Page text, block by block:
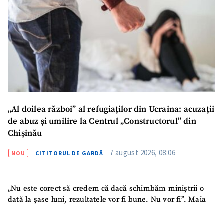
„Al doilea război” al refugiaților din Ucraina: acuzații
de abuz și umilire la Centrul „Constructorul” din
Chișinău
NOU CITITORUL DE GARDĂ 7 august 2026, 08:06
„Nu este corect să credem că dacă schimbăm miniștrii o
dată la șase luni, rezultatele vor fi bune. Nu vor fi”. Maia
Sursă anonimă
+ Numele meu
Email + Emailul meu
Telefon
+ Telefon personal
Am citit și sunt de
acord cupolitica de
TRIMITE ȘTIREA